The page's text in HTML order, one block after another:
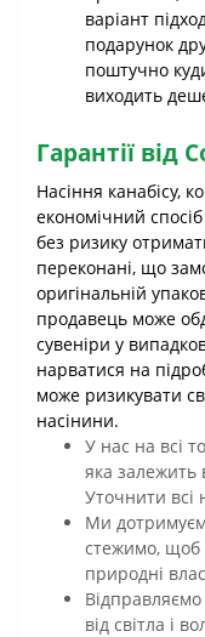
варіант
подарунок
поштучно
виходить
Гарантії від
Насіння канабісу,
економічний
без ризику
переконані, що
оригінальній
продавець може
сувеніри у
нарватися на
може ризикувати
насінини.
У нас на всі
яка залежить
Уточнити
Ми
стежимо, щоб
природні
від світла і